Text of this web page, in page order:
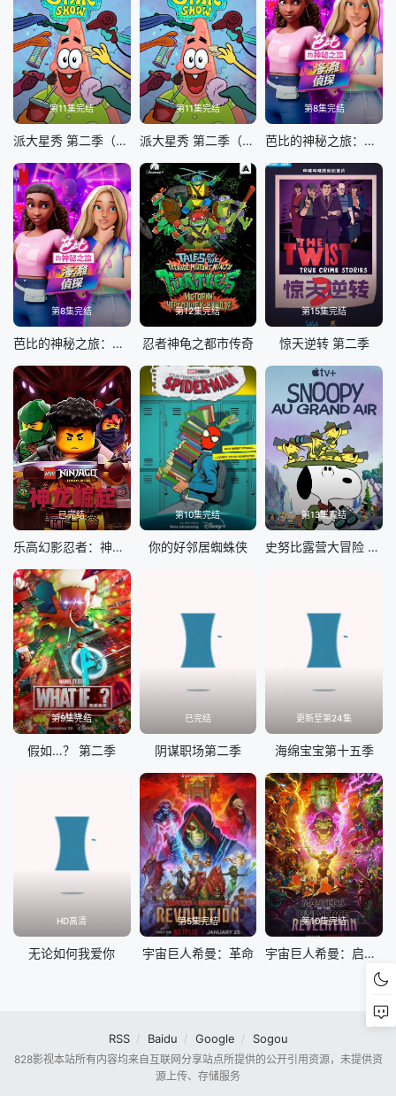
第11集完结
派大星秀 第二季（英文版）
第11集完结
派大星秀 第二季（国语版）
第8集完结
芭比的神秘之旅：海滩探案集英文版
第8集完结
芭比的神秘之旅：海滩探案集国语
第12集完结
忍者神龟之都市传奇
第15集完结
惊天逆转 第二季
已完结
乐高幻影忍者：神龙崛起第三季
第10集完结
你的好邻居蜘蛛侠
第13集完结
史努比露营大冒险 第一季
第9集完结
假如…？ 第二季
已完结
阴谋职场第二季
更新至第24集
海绵宝宝第十五季
HD高清
无论如何我爱你
第5集完结
宇宙巨人希曼：革命
第10集完结
宇宙巨人希曼：启示录 第一季
RSS Baidu Google Sogou
828影视本站所有内容均来自互联网分享站点所提供的公开引用资源，未提供资
源上传、存储服务